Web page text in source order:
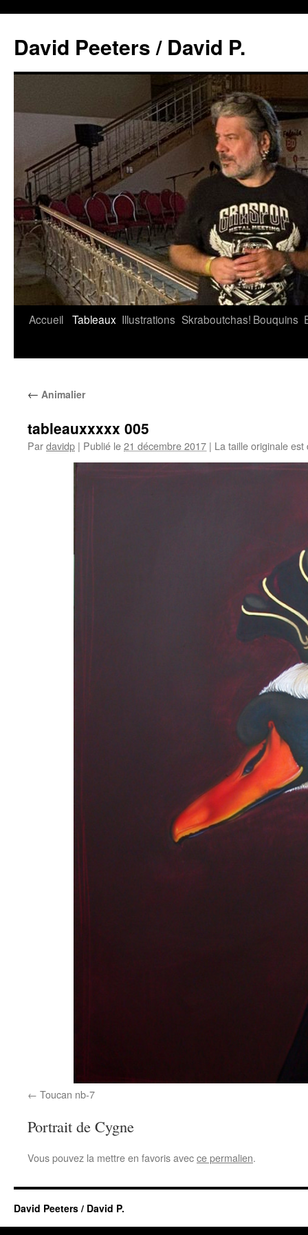
David Peeters / David P.
Accueil Tableaux Illustrations Skraboutchas! Bouquins
← Animalier
tableauxxxxx 005
Pardavidp | Publié le21 décembre 2017 | La taille originale
Toucan nb-7
Portrait de Cygne
Vous pouvez la mettre en favoris avecce permalien.
David Peeters / David P.